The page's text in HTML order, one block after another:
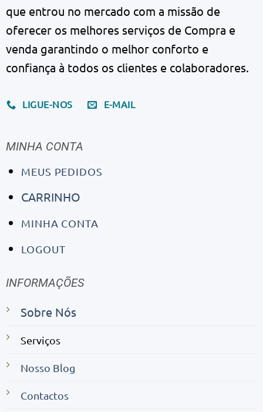
que entrou no mercado com a missão de
oferecer os melhores serviços de Compra e
venda garantindo o melhor conforto e
confiança à todos os clientes e colaboradores.
LIGUE-NOS E-MAIL
MINHA CONTA
MEUS PEDIDOS
CARRINHO
MINHA CONTA
LOGOUT
INFORMAÇÕES
Sobre Nós
Serviços
Nosso Blog
Contactos